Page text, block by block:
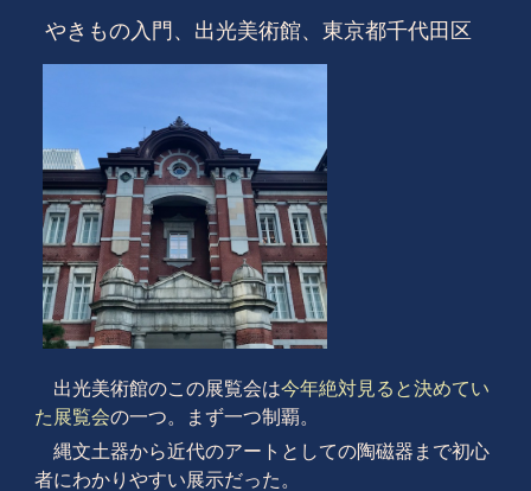
やきもの入門、出光美術館、東京都千代田区
出光美術館のこの展覧会は今年絶対見ると決めてい
た展覧会の一つ。まず一つ制覇。
縄文土器から近代のアートとしての陶磁器まで初心
者にわかりやすい展示だった。